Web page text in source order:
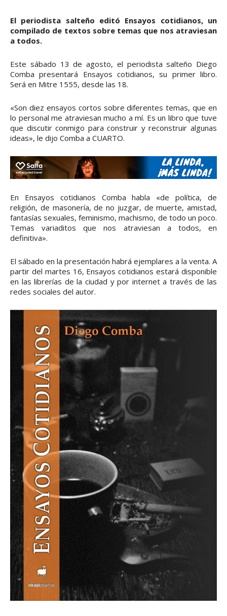
El periodista salteño editó Ensayos cotidianos, un
compilado de textos sobre temas que nos atraviesan
a todos.
Este sábado 13 de agosto, el periodista salteño Diego
Comba presentará Ensayos cotidianos, su primer libro.
Será en Mitre 1555, desde las 18.
«Son diez ensayos cortos sobre diferentes temas, que en
lo personal me atraviesan mucho a mí. Es un libro que tuve
que discutir conmigo para construir y reconstruir algunas
ideas», le dijo Comba a CUARTO.
En Ensayos cotidianos Comba habla «de política, de
religión, de masonería, de no juzgar, de muerte, amistad,
fantasías sexuales, feminismo, machismo, de todo un poco.
Temas variaditos que nos atraviesan a todos, en
definitiva».
El sábado en la presentación habrá ejemplares a la venta. A
partir del martes 16, Ensayos cotidianos estará disponible
en las librerías de la ciudad y por internet a través de las
redes sociales del autor.